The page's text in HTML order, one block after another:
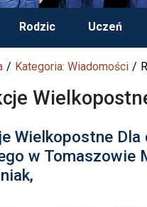
Rodzic Uczeń
Kategoria: Wiadomości
Wielkopostne
w Tomaszowie